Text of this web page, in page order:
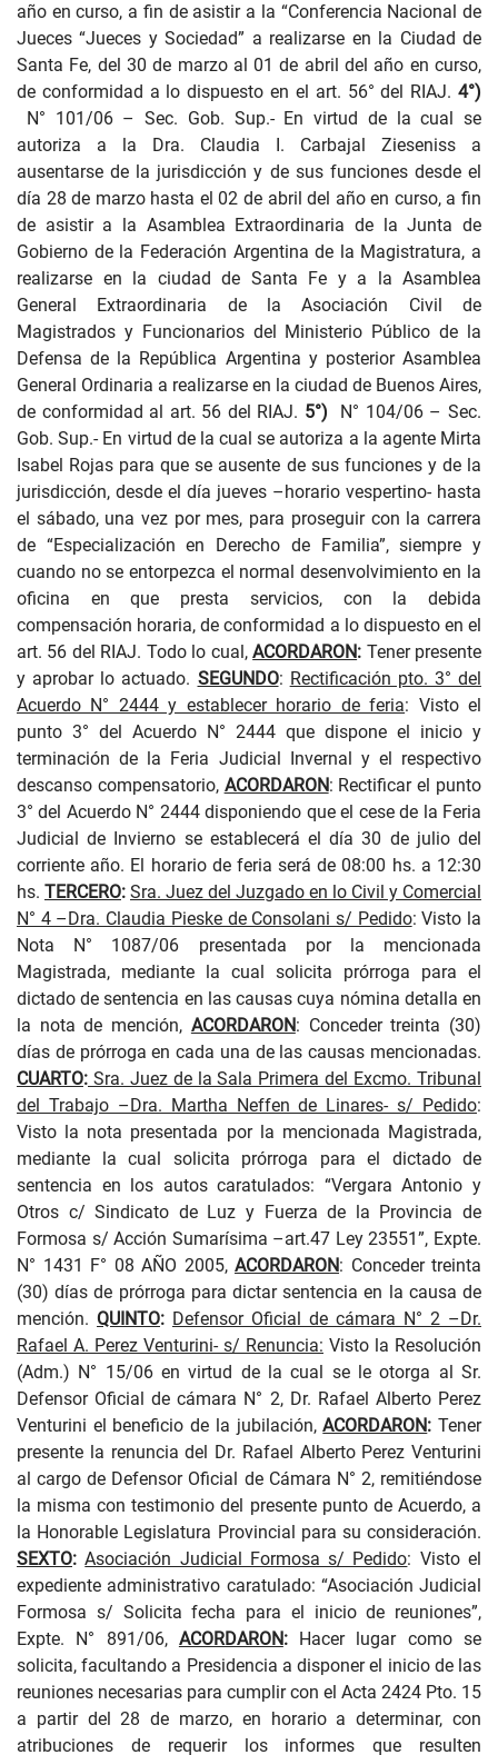
año en curso, a fin de asistir a la “Conferencia Nacional de
Jueces “Jueces y Sociedad” a realizarse en la Ciudad de
Santa Fe, del 30 de marzo al 01 de abril del año en curso,
de conformidad a lo dispuesto en el art. 56° del RIAJ. 4°)
N° 101/06 – Sec. Gob. Sup.- En virtud de la cual se
autoriza a la Dra. Claudia I. Carbajal Zieseniss a
ausentarse de la jurisdicción y de sus funciones desde el
día 28 de marzo hasta el 02 de abril del año en curso, a fin
de asistir a la Asamblea Extraordinaria de la Junta de
Gobierno de la Federación Argentina de la Magistratura, a
realizarse en la ciudad de Santa Fe y a la Asamblea
General Extraordinaria de la Asociación Civil de
Magistrados y Funcionarios del Ministerio Público de la
Defensa de la República Argentina y posterior Asamblea
General Ordinaria a realizarse en la ciudad de Buenos Aires,
de conformidad al art. 56 del RIAJ. 5°)
N° 104/06 – Sec.
Gob. Sup.- En virtud de la cual se autoriza a la agente Mirta
Isabel Rojas para que se ausente de sus funciones y de la
jurisdicción, desde el día jueves –horario vespertino- hasta
el sábado, una vez por mes, para proseguir con la carrera
de “Especialización en Derecho de Familia”, siempre y
cuando no se entorpezca el normal desenvolvimiento en la
oficina en que presta servicios, con la debida
compensación horaria, de conformidad a lo dispuesto en el
art. 56 del RIAJ. Todo lo cual,ACORDARON: Tener presente
y aprobar lo actuado. SEGUNDO: Rectificación pto. 3° del
Acuerdo N° 2444 y establecer horario de feria: Visto el
punto 3° del Acuerdo N° 2444 que dispone el inicio y
terminación de la Feria Judicial Invernal y el respectivo
descanso compensatorio, ACORDARON: Rectificar el punto
3° del Acuerdo N° 2444 disponiendo que el cese de la Feria
Judicial de Invierno se establecerá el día 30 de julio del
corriente año. El horario de feria será de 08:00 hs. a 12:30
hs. TERCERO: Sra. Juez del Juzgado en lo Civil y Comercial
N° 4 –Dra. Claudia Pieske de Consolani s/ Pedido:Visto la
Nota N° 1087/06 presentada por la mencionada
Magistrada, mediante la cual solicita prórroga para el
dictado de sentencia en las causas cuya nómina detalla en
la nota de mención, ACORDARON: Conceder treinta (30)
días de prórroga en cada una de las causas mencionadas.
CUARTO: Sra. Juez de la Sala Primera del Excmo. Tribunal
del Trabajo –Dra. Martha Neffen de Linares- s/ Pedido:
Visto la nota presentada por la mencionada Magistrada,
mediante la cual solicita prórroga para el dictado de
sentencia en los autos caratulados: “Vergara Antonio y
Otros c/ Sindicato de Luz y Fuerza de la Provincia de
Formosa s/ Acción Sumarísima –art.47 Ley 23551”, Expte.
N° 1431 F° 08 AÑO 2005, ACORDARON: Conceder treinta
(30) días de prórroga para dictar sentencia en la causa de
mención. QUINTO: Defensor Oficial de cámara N° 2 –Dr.
Rafael A. Perez Venturini- s/ Renuncia: Visto la Resolución
(Adm.) N° 15/06 en virtud de la cual se le otorga al Sr.
Defensor Oficial de cámara N° 2, Dr. Rafael Alberto Perez
Venturini el beneficio de la jubilación,ACORDARON: Tener
presente la renuncia del Dr. Rafael Alberto Perez Venturini
al cargo de Defensor Oficial de Cámara N° 2, remitiéndose
la misma con testimonio del presente punto de Acuerdo, a
la Honorable Legislatura Provincial para su consideración.
SEXTO: Asociación Judicial Formosa s/ Pedido: Visto el
expediente administrativo caratulado: “Asociación Judicial
Formosa s/ Solicita fecha para el inicio de reuniones”,
Expte. N° 891/06, ACORDARON:Hacer lugar como se
solicita, facultando a Presidencia a disponer el inicio de las
reuniones necesarias para cumplir con el Acta 2424 Pto. 15
a partir del 28 de marzo, en horario a determinar, con
atribuciones de requerir los informes que resulten